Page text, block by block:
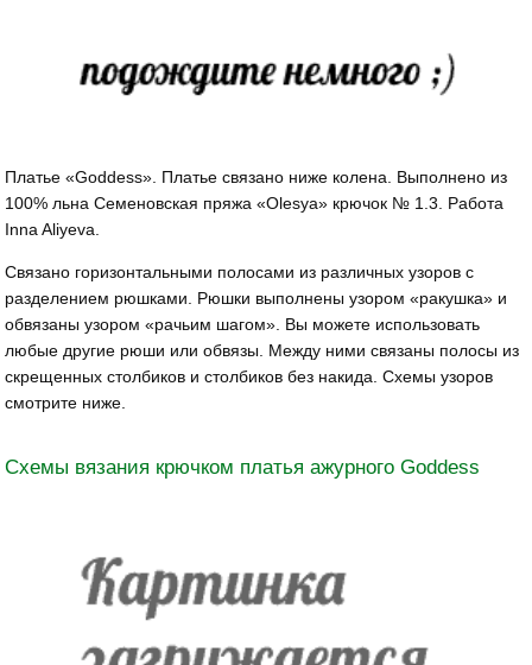
Платье «Goddess». Платье связано ниже колена. Выполнено из
100% льна Семеновская пряжа «Olesya» крючок № 1.3. Работа
Inna Aliyeva.
Связано горизонтальными полосами из различных узоров с
разделением рюшками. Рюшки выполнены узором «ракушка» и
обвязаны узором «рачьим шагом». Вы можете использовать
любые другие рюши или обвязы. Между ними связаны полосы из
скрещенных столбиков и столбиков без накида. Схемы узоров
смотрите ниже.
Схемы вязания крючком платья ажурного Goddess